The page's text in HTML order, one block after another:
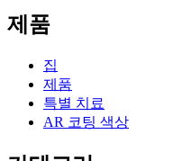
제품
집
제품
특별 치료
AR 코팅 색상